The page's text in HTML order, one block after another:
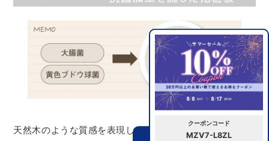
クーポンコード
MZV7-L8ZL
天然木のような質感を表現したフレーム表面には抗菌剤入